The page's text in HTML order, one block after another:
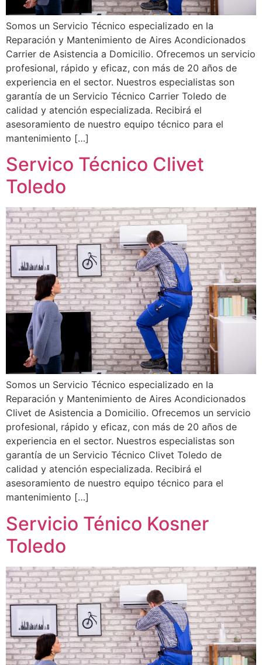
Somos un Servicio Técnico especializado en la
Reparación y Mantenimiento de Aires Acondicionados
Carrier de Asistencia a Domicilio. Ofrecemos un servicio
profesional, rápido y eficaz, con más de 20 años de
experiencia en el sector. Nuestros especialistas son
garantía de un Servicio Técnico Carrier Toledo de
calidad y atención especializada. Recibirá el
asesoramiento de nuestro equipo técnico para el
mantenimiento […]
Servico Técnico Clivet
Toledo
Somos un Servicio Técnico especializado en la
Reparación y Mantenimiento de Aires Acondicionados
Clivet de Asistencia a Domicilio. Ofrecemos un servicio
profesional, rápido y eficaz, con más de 20 años de
experiencia en el sector. Nuestros especialistas son
garantía de un Servicio Técnico Clivet Toledo de
calidad y atención especializada. Recibirá el
asesoramiento de nuestro equipo técnico para el
mantenimiento […]
Servicio Ténico Kosner
Toledo